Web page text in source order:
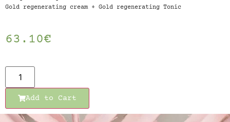
Gold regenerating cream + Gold regenerating Tonic
63.10€
Add to Cart